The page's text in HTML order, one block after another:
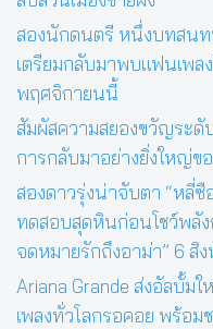
สองนักดนตรี หนึ่งบทสนท
เตรียมกลับมาพบแฟนเพล
พฤศจิกายนนี้
สัมผัสความสยองขวัญระดั
การกลับมาอย่างยิ่งใหญ่ข
สองดาวรุ่งน่าจับตา “หลี่
ทดสอบสุดหินก่อนโชว์พลัง
จดหมายรักถึงอาม่า” 6 สิ
Ariana Grande ส่งอัลบั้ม
เพลงทั่วโลกรอคอย พร้อ